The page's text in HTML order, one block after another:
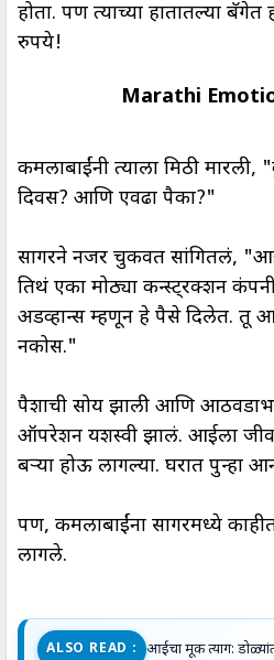
होता. पण त्याच्या हातातल्या
रुपये!
Marathi
कमलाबाईंनी त्याला मिठी
दिवस? आणि एवढा पैका?"
सागरने नजर चुकवत सांगितलं,
तिथं एका मोठ्या कन्स्ट्रक्शन
अडव्हान्स म्हणून हे पैसे दिलेत.
नकोस."
पैशाची सोय झाली आणि
ऑपरेशन यशस्वी झालं. आईला
बऱ्या होऊ लागल्या. घरात पुन्हा
पण, कमलाबाईंना सागरमध्ये
लागले.
ALSO READ : आईचा मूक त्याग: